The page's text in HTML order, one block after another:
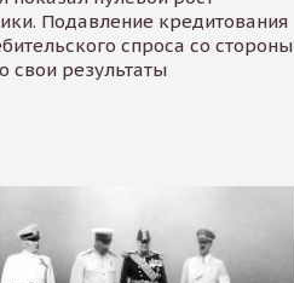
Подавление кредитования
спроса со стороны
свои результаты